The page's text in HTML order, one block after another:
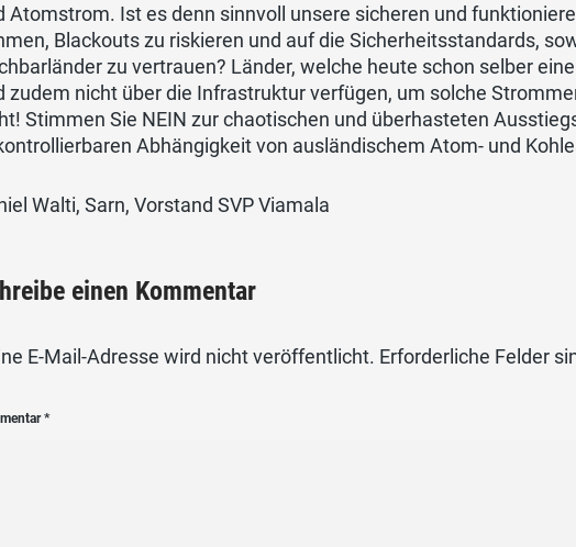
Atomstrom. Ist es denn sinnvoll unsere sicheren und
Blackouts zu riskieren und auf die Sicherheitsstandards,
zu vertrauen? Länder, welche heute schon selber
zudem nicht über die Infrastruktur verfügen, um solche
Stimmen Sie NEIN zur chaotischen und überhasteten
Abhängigkeit von ausländischem Atom- und
Walti, Sarn, Vorstand SVP Viamala
einen Kommentar
E-Mail-Adresse wird nicht veröffentlicht. Erforderliche Felder
*